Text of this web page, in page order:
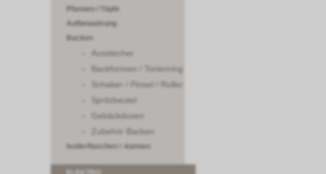
Pfannen / Töpfe
Aufbewahrung
Backen
Ausstecher
Backformen / Tortenring
Schaber / Pinsel / Roller
Spritzbeutel
Gebäckdosen
Zubehör Backen
Isolierflaschen / -kannen